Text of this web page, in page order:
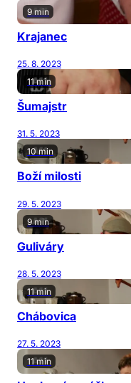
9 min
Krajanec
25. 8. 2023
11 min
Šumajstr
31. 5. 2023
10 min
Boží milosti
29. 5. 2023
9 min
Guliváry
28. 5. 2023
11 min
Chábovica
27. 5. 2023
11 min